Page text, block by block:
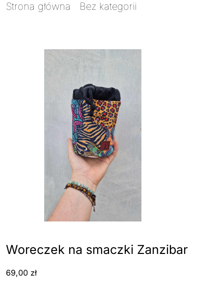
Strona główna Bez kategorii
Woreczek na smaczki Zanzibar
69,00 zł